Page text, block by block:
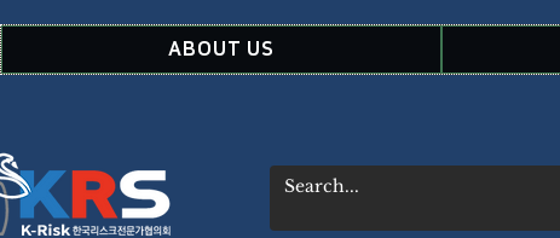
ABOUT US